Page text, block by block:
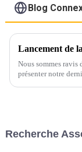
Blog
Nous sommes ravis
présenter notre
Recherche